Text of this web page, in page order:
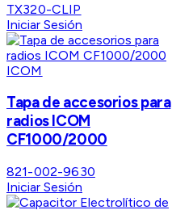
TX320-CLIP
Iniciar Sesión
ICOM
Tapa de accesorios para
radios ICOM
CF1000/2000
821-002-9630
Iniciar Sesión